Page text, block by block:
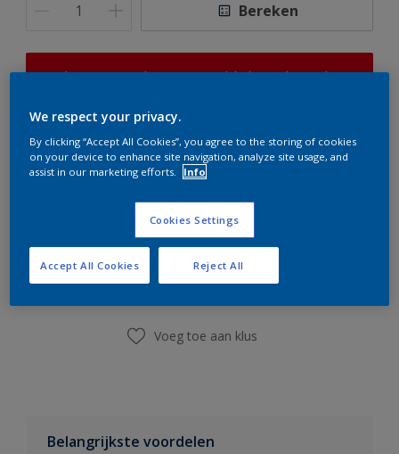
Bereken
Op dit moment is het niet mogelijk dit product online
er hard aan om de voorraad aan te vullen.
Boodschappenlijst
Vind een winkel
Voeg toe aan klus
Belangrijkste voordelen
We respect your privacy.
By clicking “Accept All Cookies”, you agree to the storing of cookies
on your device to enhance site navigation, analyze site usage, and
assist in our marketing efforts.
Info
Cookies Settings
Reject All
Accept All Cookies